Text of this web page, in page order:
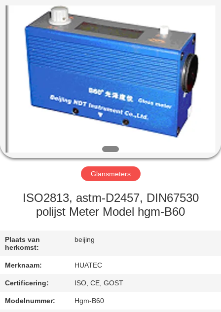
HUIS
PRODUCTEN
ONGEVEER
FABRIEKSREIS
KWALITEITSCONTROLE
CONTACTEER
ONS
VERZOEK
OM EEN
CITAAT
HUATEC
CORPORATION.
Reserved.
Glansmeters
ISO2813, astm-D2457, DIN67530
polijst Meter Model hgm-B60
Plaats van
herkomst:
beijing
Merknaam: HUATEC
Certificering: ISO, CE, GOST
Modelnummer: Hgm-B60